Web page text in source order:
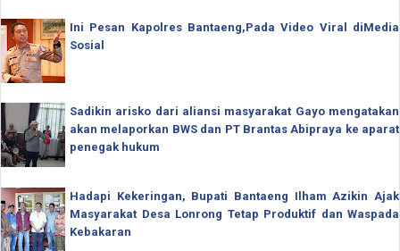
Ini Pesan Kapolres Bantaeng,Pada Video Viral diMedia
Sosial
Sadikin arisko dari aliansi masyarakat Gayo mengatakan
akan melaporkan BWS dan PT Brantas Abipraya ke aparat
penegak hukum
Hadapi Kekeringan, Bupati Bantaeng Ilham Azikin Ajak
Masyarakat Desa Lonrong Tetap Produktif dan Waspada
Kebakaran